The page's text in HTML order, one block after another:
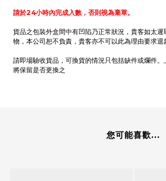
請於24小時內完成入數，否則視為棄單。
貨品之包裝外盒間中有凹陷乃正常狀況，貴客如太
物，本公司恕不負責，貴客亦不可以此為理由要求退
請即場驗收貨品，可換貨的情況只包括缺件或爛件
將保留是否更換之
您可能喜歡...